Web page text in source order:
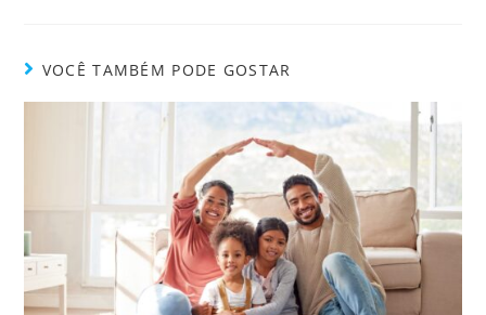
VOCÊ TAMBÉM PODE GOSTAR